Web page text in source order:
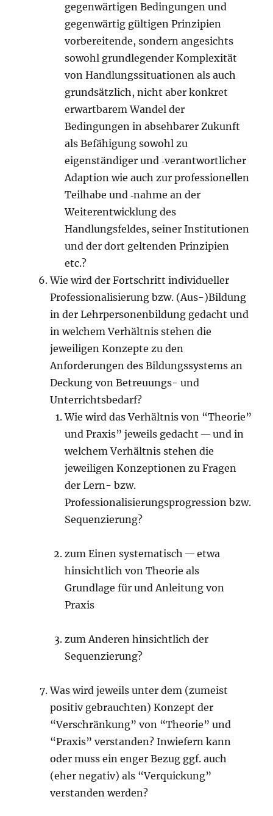
gegenwärtigen Bedingungen und
gegenwärtig gültigen Prinzipien
vorbereitende, sondern angesichts
sowohl grundlegender Komplexität
von Handlungssituationen als auch
grundsätzlich, nicht aber konkret
erwartbarem Wandel der
Bedingungen in absehbarer Zukunft
als Befähigung sowohl zu
eigenständiger und ‑verantwortlicher
Adaption wie auch zur professionellen
Teilhabe und ‑nahme an der
Weiterentwicklung des
Handlungsfeldes, seiner Institutionen
und der dort geltenden Prinzipien
etc.?
Wie wird der Fortschritt individueller
Professionalisierung bzw. (Aus-)Bildung
in der Lehrpersonenbildung gedacht und
in welchem Verhältnis stehen die
jeweiligen Konzepte zu den
Anforderungen des Bildungssystems an
Deckung von Betreuungs- und
Unterrichtsbedarf?
Wie wird das Verhältnis von “Theorie”
und Praxis” jeweils gedacht — und in
welchem Verhältnis stehen die
jeweiligen Konzeptionen zu Fragen
der Lern- bzw.
Professionalisierungsprogression bzw.
Sequenzierung?
zum Einen systematisch — etwa
hinsichtlich von Theorie als
Grundlage für und Anleitung von
Praxis
zum Anderen hinsichtlich der
Sequenzierung?
Was wird jeweils unter dem (zumeist
positiv gebrauchten) Konzept der
“Verschränkung” von “Theorie” und
“Praxis” verstanden? Inwiefern kann
oder muss ein enger Bezug ggf. auch
(eher negativ) als “Verquickung”
verstanden werden?